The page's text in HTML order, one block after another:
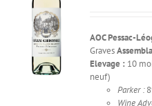
AOC Pessac-
Graves
Elevage : 10
neuf)
Parker :
Wine